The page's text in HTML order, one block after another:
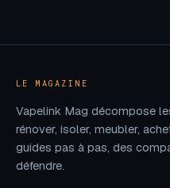
statique et
cheveux ?
LE MAGAZINE
Vapelink Mag décompose
rénover, isoler, meubler,
guides pas à pas, des
défendre.